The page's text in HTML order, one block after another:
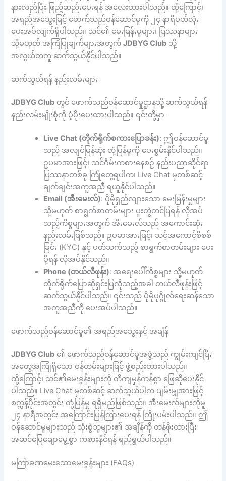
နားလည်ပြီး ဖြည့်ဆည်းပေးရန် အလေးထားပါသည်။ ထို့ကြောင့်၊
အရည်အသွေးမြင့် ဖောက်သည်ဝန်ဆောင်မှုကို ၂၄ နာရီပတ်လုံး
ပေးအပ်လျက်ရှိပါသည်။ သင်၏ မေးမြန်းမှုများ၊ ပြဿနာများ
သို့မဟုတ် အကြံပြုချက်များအတွက်JDBYG Club သို့
အလွယ်တကူ ဆက်သွယ်နိုင်ပါသည်။
ဆက်သွယ်ရန် နည်းလမ်းများ
JDBYG Club တွင် ဖောက်သည်ဝန်ဆောင်မှုဌာနသို့ ဆက်သွယ်ရန်
နည်းလမ်းမျိုးစုံကို ပံ့ပိုးပေးထားပါသည်။ ၎င်းတို့မှာ-
Live Chat (တိုက်ရိုက်စကားပြောခန်း): ဤဝန်ဆောင်မှု
သည် အလျင်မြန်ဆုံး တုံ့ပြန်မှုကို ပေးစွမ်းနိုင်ပါသည်။
ဥပမာအားဖြင့်၊ သင်ဂိမ်းကစားနေစဉ် နည်းပညာဆိုင်ရာ
ပြဿနာတစ်ခု ကြုံတွေ့ရပါက၊ Live Chat မှတစ်ဆင့်
ချက်ချင်းအကူအညီ ရယူနိုင်ပါသည်။
Email (အီးမေးလ်): ပိုမိုရှည်လျားသော မေးမြန်းမှုများ
သို့မဟုတ် စာရွက်စာတမ်းများ ပူးတွဲတင်ပြရန် လိုအပ်
သည့်ကိစ္စများအတွက် အီးမေးလ်သည် အကောင်းဆုံး
နည်းလမ်းဖြစ်သည်။ ဥပမာအားဖြင့်၊ သင့်အကောင့်စိစစ်
ခြင်း (KYC) နှင့် ပတ်သက်သည့် စာရွက်စာတမ်းများ ပေး
ပို့ရန် လိုအပ်နိုင်သည်။
Phone (တယ်လီဖုန်း): အရေးပေါ်ကိစ္စများ သို့မဟုတ်
တိုက်ရိုက်ပြောဆိုရှင်းပြလိုသည့်အခါ တယ်လီဖုန်းဖြင့်
ဆက်သွယ်နိုင်ပါသည်။ ၎င်းသည် ပိုမိုပုဂ္ဂိုလ်ရေးဆန်သော
အကူအညီကို ပေးအပ်ပါသည်။
ဖောက်သည်ဝန်ဆောင်မှု၏ အရည်အသွေးနှင့် အချိန်
JDBYG Club ၏ ဖောက်သည်ဝန်ဆောင်မှုအဖွဲ့သည် ကျွမ်းကျင်ပြီး
အတွေ့အကြုံရှိသော ဝန်ထမ်းများဖြင့် ဖွဲ့စည်းထားပါသည်။
ထို့ကြောင့်၊ သင်၏မေးခွန်းများကို တိကျမှန်ကန်စွာ ဖြေဆိုပေးနိုင်
ပါသည်။ Live Chat မှတစ်ဆင့် ဆက်သွယ်ပါက ပျမ်းမျှအားဖြင့်
စက္ကန့်ပိုင်းအတွင်း တုံ့ပြန်မှု ရရှိမည်ဖြစ်သည်။ အီးမေးလ်များကိုမူ
၂၄ နာရီအတွင်း အကြောင်းပြန်ကြားပေးရန် ကြိုးပမ်းပါသည်။ ဤ
ဝန်ဆောင်မှုများသည် သုံးစွဲသူများ၏ အချိန်ကို တန်ဖိုးထားပြီး
အဆင်ပြေချောမွေ့စွာ ကစားနိုင်ရန် ရည်ရွယ်ပါသည်။
မကြာခဏမေးသောမေးခွန်းများ (FAQs)